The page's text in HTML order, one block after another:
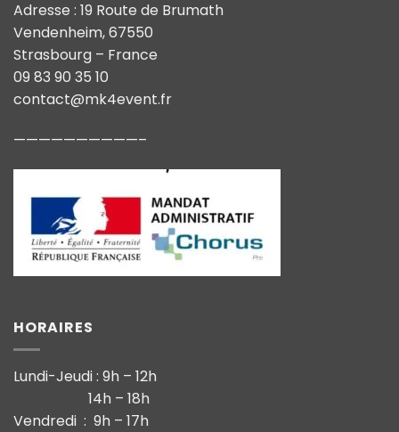
Adresse : 19 Route de Brumath
Vendenheim, 67550
Strasbourg – France
09 83 90 35 10
contact@mk4event.fr
——————————–
HORAIRES
Lundi-Jeudi : 9h – 12h
14h – 18h
Vendredi : 9h – 17h